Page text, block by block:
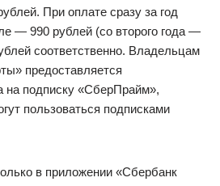
При оплате сразу за год
— 990 рублей (со второго года —
соответственно. Владельцам
предоставляется
на подписку «СберПрайм»,
пользоваться подписками
в приложении «Сбербанк